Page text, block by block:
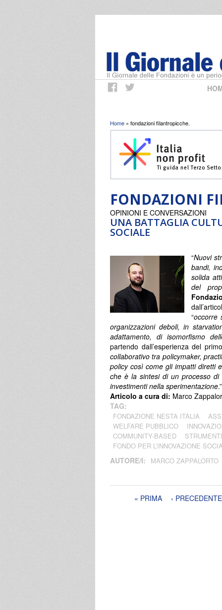
Tu sei qui
Home » fondazioni filantropicche.
FONDAZIONI
UNA BATTAGLIA
SOCIALE
OPINIONI E CONVERSAZIONI
“Nuovi
bandi,
solida
del
“occorre
organizzazioni deboli, in
adattamento, di isomorfismo
partendo dall’esperienza del
collaborativo tra policymaker,
policy così come gli impatti diretti
che è la sintesi di un processo
investimenti nella sperimentazione.”
Articolo a cura di: Marco
TAG:
FONDAZIONE NESTA ITALIA
WELFARE PUBBLICO
COMMUNITY-BASED
FONDO PER L’INNOVAZIONE
AUTORE/I: MARCO ZAPPALORTO
Pagine« PRIMA ‹ PRECEDENTE